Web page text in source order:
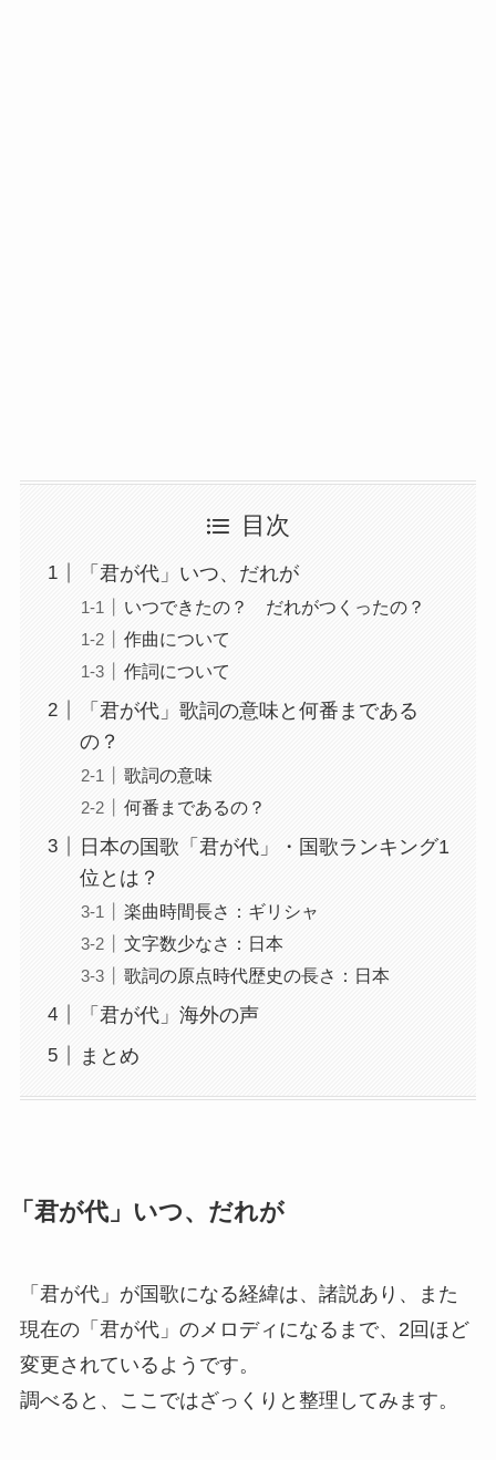
目次
「君が代」いつ、だれが
いつできたの？ だれがつくったの？
作曲について
作詞について
「君が代」歌詞の意味と何番まである
の？
歌詞の意味
何番まであるの？
日本の国歌「君が代」・国歌ランキング1
位とは？
楽曲時間長さ：ギリシャ
文字数少なさ：日本
歌詞の原点時代歴史の長さ：日本
「君が代」海外の声
まとめ
「君が代」いつ、だれが
「君が代」が国歌になる経緯は、諸説あり、また
現在の「君が代」のメロディになるまで、2回ほど
変更されているようです。
調べると、ここではざっくりと整理してみます。